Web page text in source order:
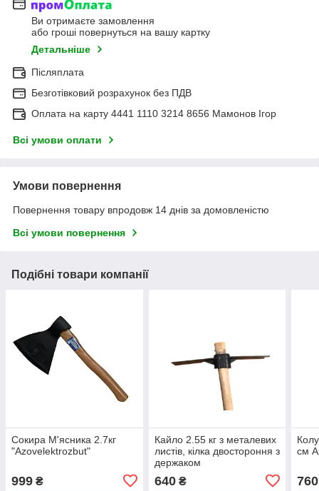
Ви отримаєте замовлення
або гроші повернуться на вашу картку
Детальніше
Післяплата
Безготівковий розрахунок без ПДВ
Оплата на карту 4441 1110 3214 8656 Мамонов Ігор
Всі умови оплати
Умови повернення
Повернення товару впродовж 14 днів за домовленістю
Всі умови повернення
Подібні товари компанії
Сокира М'ясника 2.7кг
"Azovelektrozbut"
999 ₴
Кайло 2.55 кг з металевих
листів, кілка двостороння з
держаком
640₴
см
760